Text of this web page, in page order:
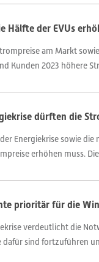
Hälfte der EVUs
am Markt
Kunden 2023 höhere
dürften die
Energiekrise sowie
erhöhen muss.
prioritär für die
verdeutlicht die
sind fortzuführen